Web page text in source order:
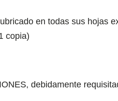
en todas sus hojas
copia)
debidamente